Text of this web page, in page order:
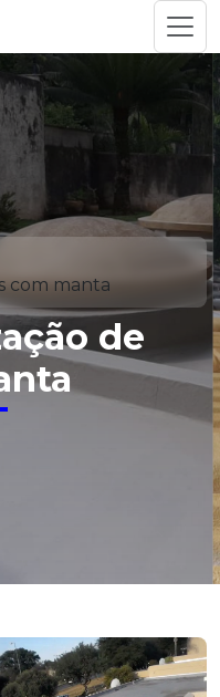
com manta
de